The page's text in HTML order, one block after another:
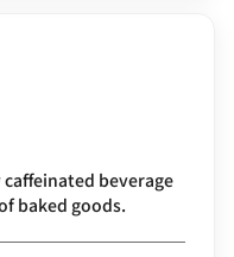
beverage
baked goods.